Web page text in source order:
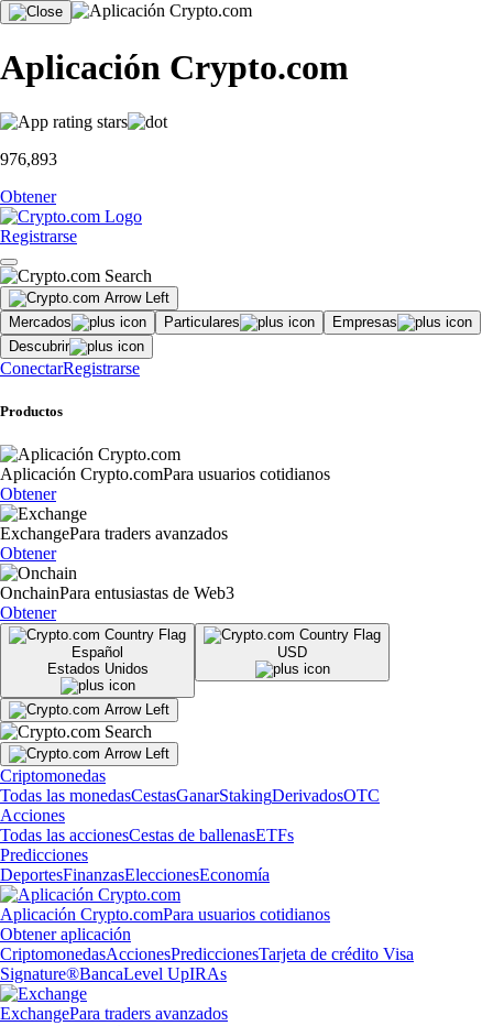
Aplicación Crypto.com
976,893
Obtener
Registrarse
Mercados Particulares
Empresas
Descubrir
ConectarRegistrarse
Productos
Aplicación Crypto.comPara usuarios cotidianos
Obtener
ExchangePara traders avanzados
Obtener
OnchainPara entusiastas de Web3
Obtener
Español
Estados Unidos
USD
Criptomonedas
Todas las monedasCestasGanarStakingDerivadosOTC
Acciones
Todas las accionesCestas de ballenasETFs
Predicciones
DeportesFinanzasEleccionesEconomía
Aplicación Crypto.comPara usuarios cotidianos
Obtener aplicación
CriptomonedasAccionesPrediccionesTarjeta de crédito Visa
Signature®BancaLevel UpIRAs
ExchangePara traders avanzados